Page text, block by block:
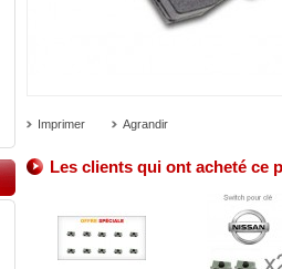
Imprimer Agrandir
Les clients qui ont acheté ce